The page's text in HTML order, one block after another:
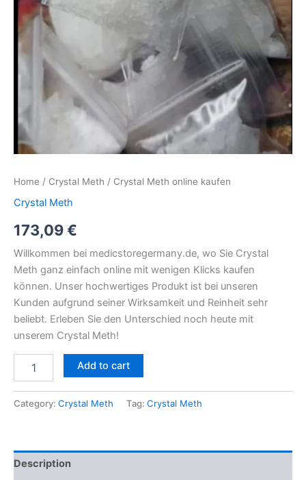
Home / Crystal Meth / Crystal Meth online kaufen
Crystal Meth
173,09€
Willkommen bei medicstoregermany.de, wo Sie Crystal
Meth ganz einfach online mit wenigen Klicks kaufen
können. Unser hochwertiges Produkt ist bei unseren
Kunden aufgrund seiner Wirksamkeit und Reinheit sehr
beliebt. Erleben Sie den Unterschied noch heute mit
unserem Crystal Meth!
Add to cart
Category: Crystal Meth Tag: Crystal Meth
Description